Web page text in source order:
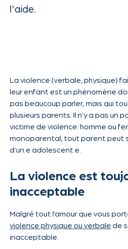
l'aide.
La violence (verbale, physique)
leur enfant est un phénomène
pas beaucoup parler, mais qui
plusieurs parents. Il n’y a pas un
victime de violence: homme ou
monoparental, tout parent peut
d’un.e adolescent.e.
La violence est
inacceptable
Malgré tout l’amour que vous
violence physique ou verbale de
inacceptable.